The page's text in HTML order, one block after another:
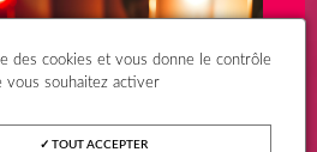
des cookies et vous donne le contrôle
vous souhaitez activer
TOUT ACCEPTER